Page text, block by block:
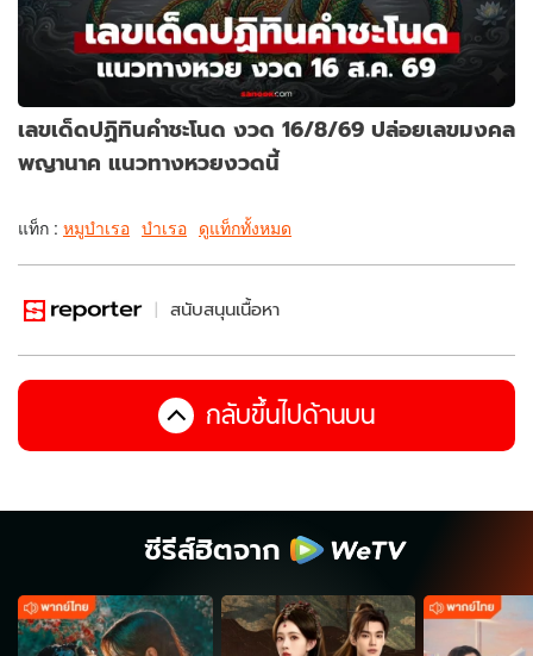
เลขเด็ดปฏิทินคำชะโนด งวด 16/8/69 ปล่อยเลขมงคล
พญานาค แนวทางหวยงวดนี้
แท็ก : หมูบำเรอ บำเรอ ดูแท็กทั้งหมด
สนับสนุนเนื้อหา
กลับขึ้นไปด้านบน
ซีรีส์ฮิตจาก